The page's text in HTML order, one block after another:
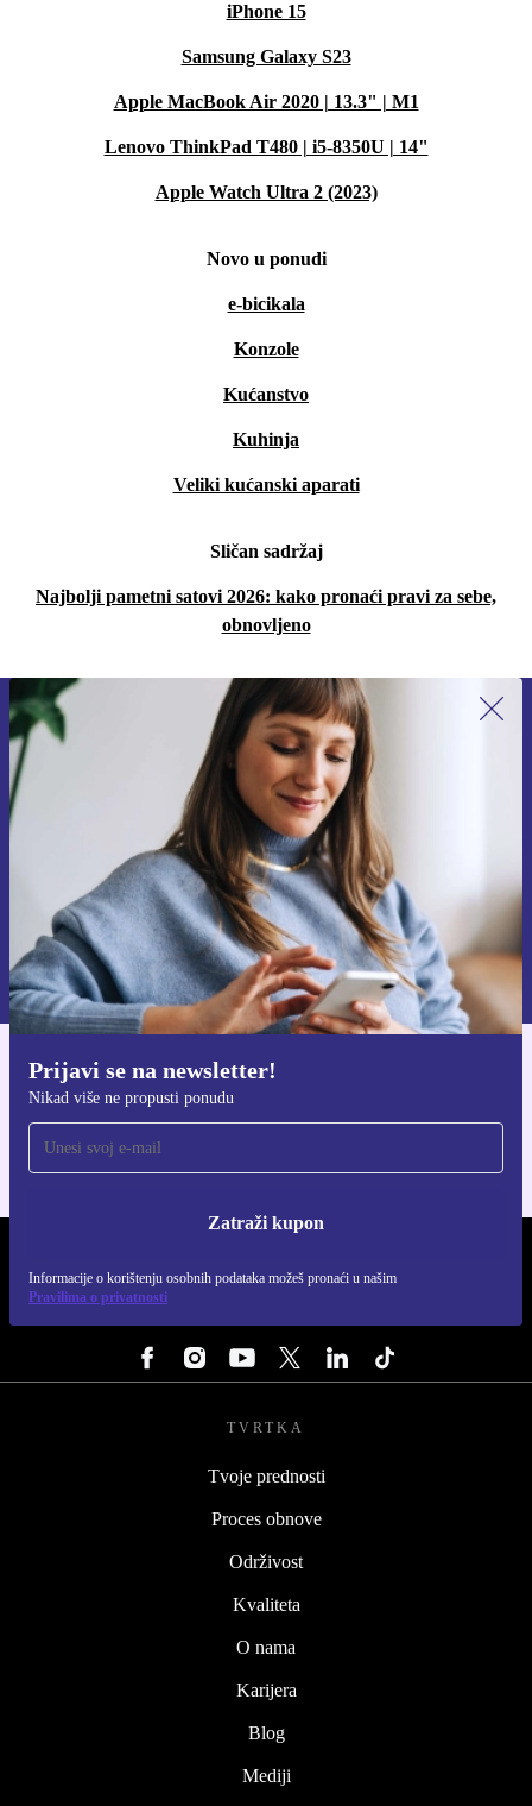
iPhone 15
Samsung Galaxy S23
Apple MacBook Air 2020 | 13.3" | M1
Lenovo ThinkPad T480 | i5-8350U | 14"
Apple Watch Ultra 2 (2023)
Novo u ponudi
e-bicikala
Konzole
Kućanstvo
Kuhinja
Veliki kućanski aparati
Sličan sadržaj
Najbolji pametni satovi 2026: kako pronaći pravi za sebe,
obnovljeno
Prijavi se na newsletter!
Nikad više ne propusti ponudu
Zatraži kupon
Informacije o korištenju osobnih podataka možeš pronaći u našim
Pravilima o privatnosti
Prijavi se na newsletter!
Nikad više ne propusti ponudu.
Zatraži kupon
Informacije o korištenju osobnih podataka možeš pronaći u našim
Pravilima privatnosti.
Preuzmi refurbed aplikaciju
Za iOS i Android
TVRTKA
Tvoje prednosti
Proces obnove
Održivost
Kvaliteta
O nama
Karijera
Blog
Mediji